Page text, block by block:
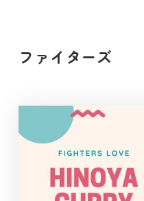
ファイターズ